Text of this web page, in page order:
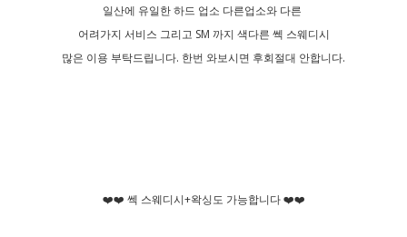
일산에 유일한 하드 업소 다른업소와 다른
어려가지 서비스 그리고 SM 까지 색다른 쎅 스웨디시
많은 이용 부탁드립니다. 한번 와보시면 후회절대 안합니다.
❤️❤️ 쎅 스웨디시+왁싱도 가능합니다 ❤️❤️